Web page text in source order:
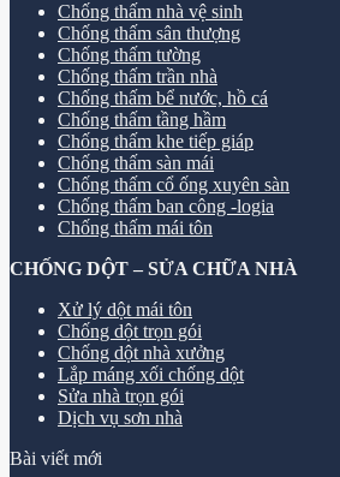
Chống thấm nhà vệ sinh
Chống thấm sân thượng
Chống thấm tường
Chống thấm trần nhà
Chống thấm bể nước, hồ cá
Chống thấm tầng hầm
Chống thấm khe tiếp giáp
Chống thấm sàn mái
Chống thấm cổ ống xuyên sàn
Chống thấm ban công -logia
Chống thấm mái tôn
CHỐNG DỘT – SỬA CHỮA NHÀ
Xử lý dột mái tôn
Chống dột trọn gói
Chống dột nhà xưởng
Lắp máng xối chống dột
Sửa nhà trọn gói
Dịch vụ sơn nhà
Bài viết mới